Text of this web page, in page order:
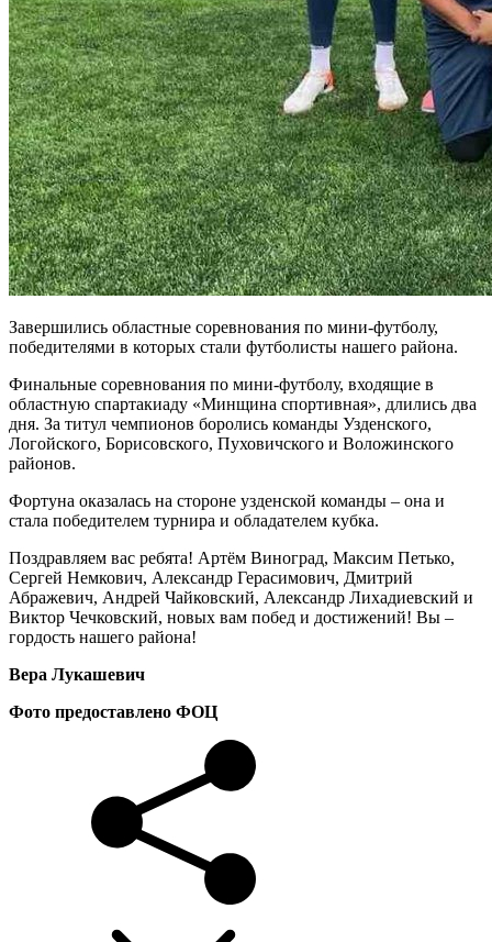
Завершились областные соревнования по мини-футболу,
победителями в которых стали футболисты нашего района.
Финальные соревнования по мини-футболу, входящие в
областную спартакиаду «Минщина спортивная», длились два
дня. За титул чемпионов боролись команды Узденского,
Логойского, Борисовского, Пуховичского и Воложинского
районов.
Фортуна оказалась на стороне узденской команды – она и
стала победителем турнира и обладателем кубка.
Поздравляем вас ребята! Артём Виноград, Максим Петько,
Сергей Немкович, Александр Герасимович, Дмитрий
Абражевич, Андрей Чайковский, Александр Лихадиевский и
Виктор Чечковский, новых вам побед и достижений! Вы –
гордость нашего района!
Вера Лукашевич
Фото предоставлено ФОЦ